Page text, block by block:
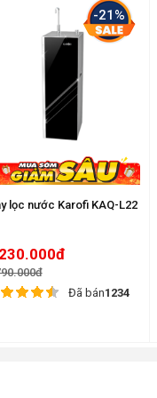
-21%
lọc nước Karofi KAQ-L22
Đã bán1234